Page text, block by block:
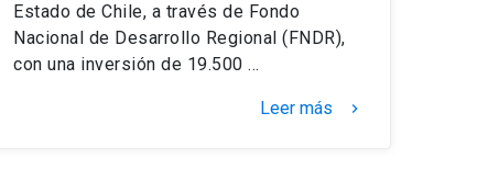
Estado de Chile, a través de Fondo
Nacional de Desarrollo Regional (FNDR),
con una inversión de 19.500 …
Leer más keyboard_arrow_right